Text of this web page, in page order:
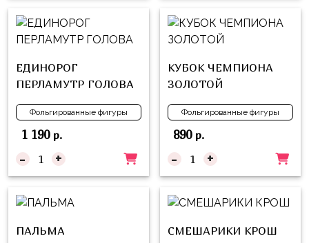
ЕДИНОРОГ
ПЕРЛАМУТР ГОЛОВА
Фольгированные фигуры
1 190р.
- +
КУБОК ЧЕМПИОНА
ЗОЛОТОЙ
Фольгированные фигуры
890р.
- +
ПАЛЬМА СМЕШАРИКИ КРОШ
ЛОЛ
Него
Для
Неё
Мишка
Транспорт
/
Техника
Животные